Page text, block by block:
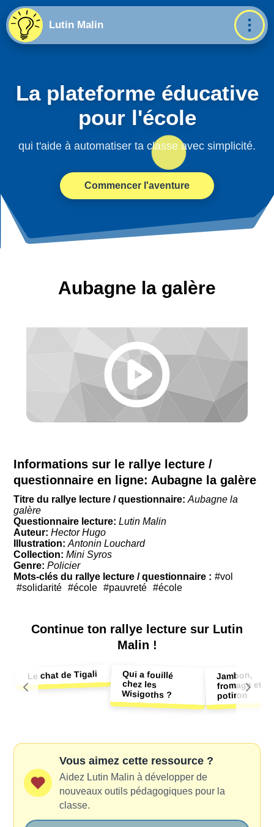
Lutin Malin
La plateforme éducative
pour l'école
qui t'aide à automatiser ta classe avec simplicité.
Commencer l'aventure
Aubagne la galère
Informations sur le rallye lecture /
questionnaire en ligne: Aubagne la galère
Titre du rallye lecture / questionnaire:Aubagne la
galère
Questionnaire lecture:Lutin Malin
Auteur:Hector Hugo
Illustration:Antonin Louchard
Collection:Mini Syros
Genre:Policier
Mots-clés du rallye lecture / questionnaire : #vol
#solidarité
#école #pauvreté #école
Continue ton rallye lecture sur Lutin
Malin !
Le chat de Tigali Qui a fouillé
chez les
Wisigoths ?
Jambon,
fromage et
potiron
Vous aimez cette ressource ?
Aidez Lutin Malin à développer de
nouveaux outils pédagogiques pour la
classe.